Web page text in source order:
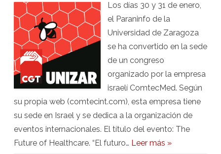
un
congreso
organizado
por
una
empresa
israelí,
contradiciendo
su
con
los
derechos
Los días 30 y 31 de enero,
el Paraninfo de la
Universidad de Zaragoza
se ha convertido en la sede
de un congreso
organizado por la empresa
israelí ComtecMed. Según
su propia web (comtecint.com), esta empresa tiene
su sede en Israel y se dedica a la organización de
eventos internacionales. El título del evento: The
Future of Healthcare. “El futuro… Leer más »